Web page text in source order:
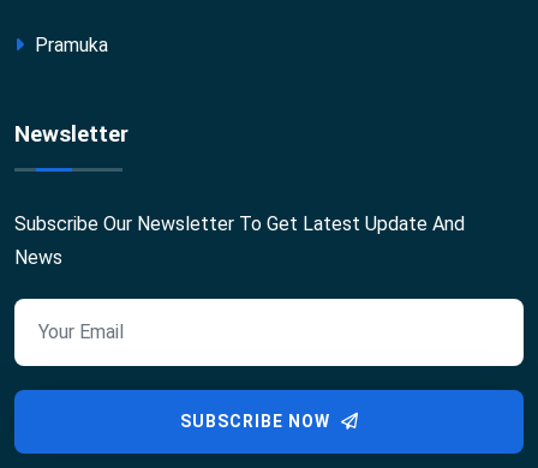
Pramuka
Newsletter
Subscribe Our Newsletter To Get Latest Update And
News
SUBSCRIBE NOW